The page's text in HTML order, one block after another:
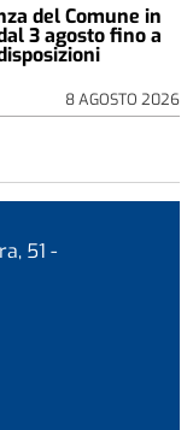
del Comune in
3 agosto fino a
8 AGOSTO 2026
51 -